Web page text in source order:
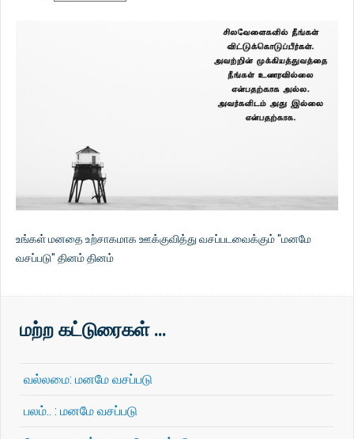
உங்கள் மனதை உற்சாகமாக ஊக்குவித்து வசப்படவைக்கும் "மனமே
வசப்படு" தினம் தினம்
மற்ற கட்டுரைகள் …
வல்லமை: மனமே வசப்படு
பலம்.. : மனமே வசப்படு